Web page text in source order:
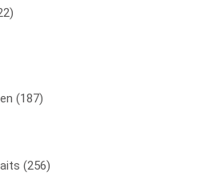
(187)
(256)